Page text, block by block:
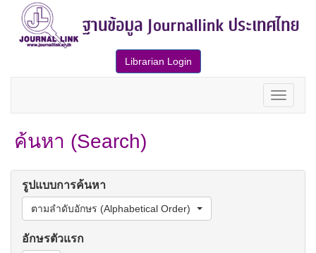
Librarian Login
ค้นหา (Search)
รูปแบบการค้นหา
ตามลำดับอักษร (Alphabetical Order)
อักษรตัวแรก